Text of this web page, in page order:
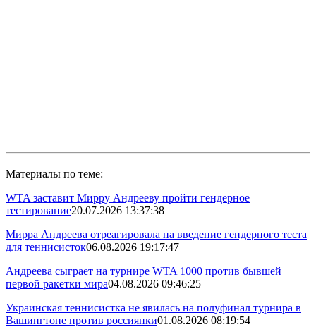
Материалы по теме:
WTA заставит Мирру Андрееву пройти гендерное
тестирование20.07.2026 13:37:38
Мирра Андреева отреагировала на введение гендерного теста
для теннисисток06.08.2026 19:17:47
Андреева сыграет на турнире WTA 1000 против бывшей
первой ракетки мира04.08.2026 09:46:25
Украинская теннисистка не явилась на полуфинал турнира в
Вашингтоне против россиянки01.08.2026 08:19:54